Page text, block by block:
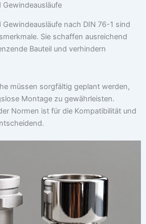
nach DIN 76-1 sind
Sie schaffen ausreichend
Bauteil und verhindern
müssen sorgfältig geplant werden,
Montage zu gewährleisten.
Normen ist für die Kompatibilität und